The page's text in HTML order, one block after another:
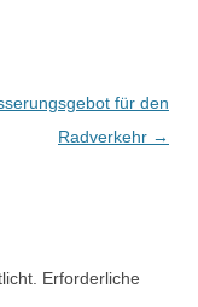
für den
Radverkehr →
Erforderliche